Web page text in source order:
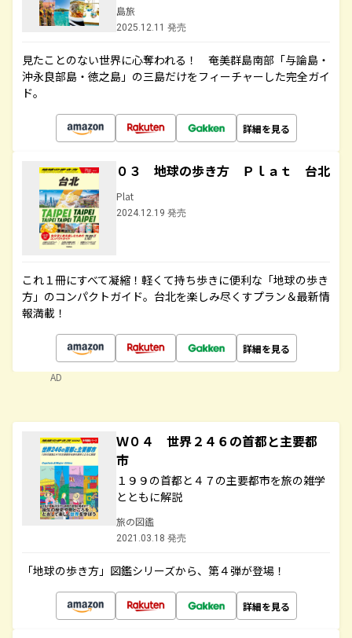
島旅
2025.12.11 発売
見たことのない世界に心奪われる！ 奄美群島南部「与論島・
沖永良部島・徳之島」の三島だけをフィーチャーした完全ガイ
ド。
詳細を見る
０３ 地球の歩き方 Ｐｌａｔ 台北
Plat
2024.12.19 発売
これ１冊にすべて凝縮！軽くて持ち歩きに便利な「地球の歩き
方」のコンパクトガイド。台北を楽しみ尽くすプラン＆最新情
報満載！
詳細を見る
AD
Ｗ０４ 世界２４６の首都と主要都
市
１９９の首都と４７の主要都市を旅の雑学
とともに解説
旅の図鑑
2021.03.18 発売
「地球の歩き方」図鑑シリーズから、第４弾が登場！
詳細を見る